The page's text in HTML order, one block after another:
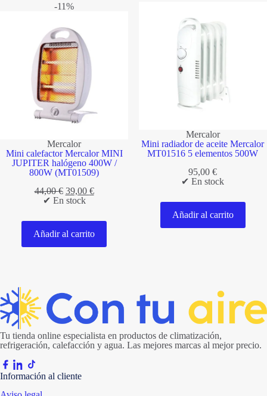
-11%
Mercalor
Mini calefactor Mercalor MINI
JUPITER halógeno 400W /
800W (MT01509)
44,00€ El
precio
era:
44,00 €.
39,00 €El
es:
✔ En stock
Añadir al carrito
Mercalor
Mini radiador de aceite Mercalor
MT01516 5 elementos 500W
95,00€
✔ En stock
Añadir al carrito
Tu tienda online especialista en productos de climatización,
refrigeración, calefacción y agua. Las mejores marcas al mejor precio.
Información al cliente